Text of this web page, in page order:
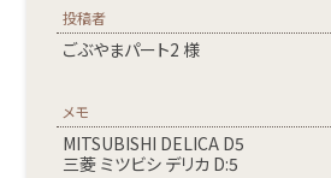
投稿者
ごぶやまパート2 様
メモ
MITSUBISHI DELICA D5
三菱 ミツビシ デリカ D:5